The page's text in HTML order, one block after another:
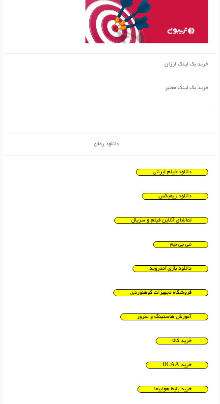
خرید بک لینک ارزان
خرید بک لینک معتبر
دانلود رمان
دانلود فیلم ایرانی
دانلود ریمیکس
تماشای آنلاین فیلم و سریال
می بی نیم
دانلود بازی اندروید
فروشگاه تجهیزات کوهنوردی
آموزش هاستینگ و سرور
خرید کالا
خرید BCAA
خرید بلیط هواپیما